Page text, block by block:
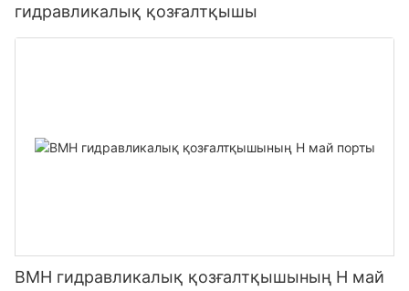
гидравликалық қозғалтқышы
BMH гидравликалық қозғалтқышының H май